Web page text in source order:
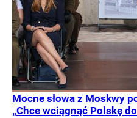
Mocne słowa z Moskwy
„Chce wciągnąć Polskę